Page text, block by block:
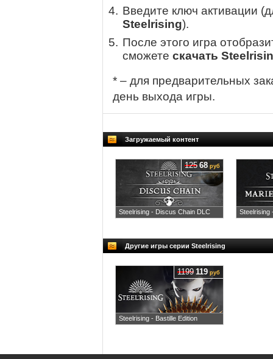
Введите ключ активации
Steelrising).
После этого игра
сможете скачать
* – для предварительных
день выхода игры.
Загружаемый контент
Steelrising - Discus Chain DLC
125 68 руб
Steelrising
Другие игры серии Steelrising
Steelrising - Bastille Edition
1199 119 руб